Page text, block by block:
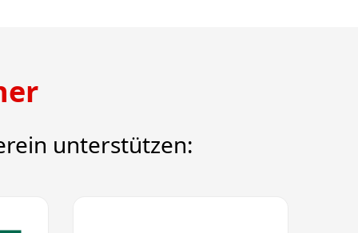
unterstützen: